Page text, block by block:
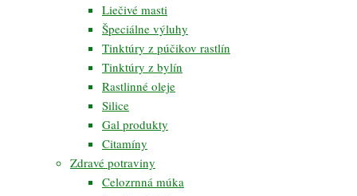
Liečivé masti
Špeciálne výluhy
Tinktúry z púčikov rastlín
Tinktúry z bylín
Rastlinné oleje
Silice
Gal produkty
Citamíny
Zdravé potraviny
Celozrnná múka